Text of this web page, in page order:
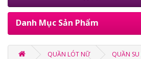
Danh Mục Sản Phẩm
QUẦN LÓT NỮ
QUẦN SU